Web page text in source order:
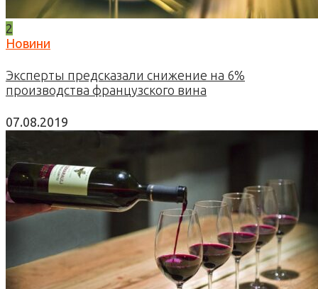
2
Новини
Эксперты предсказали снижение на 6%
производства французского вина
07.08.2019